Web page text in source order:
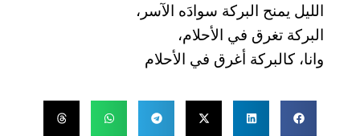
الليل يمنح البركة سوادَه الآسر،
البركة تغرق في الأحلام،
وانا، كالبركة أغرق في الأحلام